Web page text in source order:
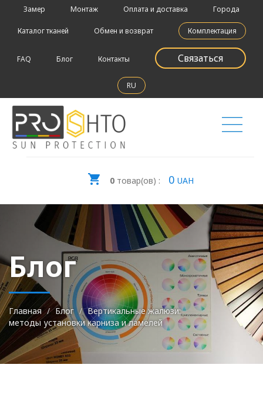
Замер Монтаж Оплата и доставка Города
Каталог тканей Обмен и возврат Комплектация
FAQ Блог Контакты Связаться
RU
0товар(ов) : 0 UAH
Блог
Главная Блог
Вертикальные жалюзи:
методы установки карниза и ламелей